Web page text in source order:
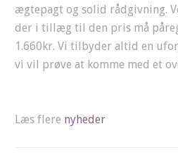
ægtepagt og solid rådgivning.
der i tillæg til den pris må
1.660kr. Vi tilbyder altid en
vi vil prøve at komme med et
Læs flere nyheder